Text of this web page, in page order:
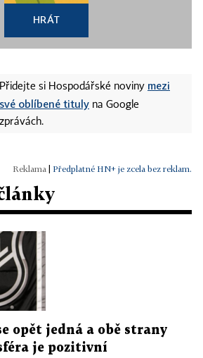
HRÁT
Přidejte si Hospodářské noviny mezi
své oblíbené tituly na Google
zprávách.
Předplatné HN+ je zcela bez reklam.
opět jedná a obě strany
je pozitivní